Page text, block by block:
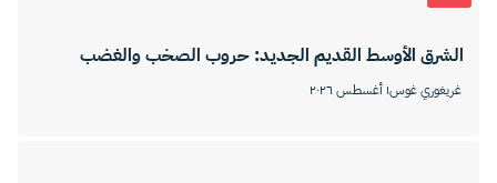
الشرق الأوسط القديم الجديد: حروب الصخب والغضب
غريغوري غوس١ أغسطس ٢٠٢٦